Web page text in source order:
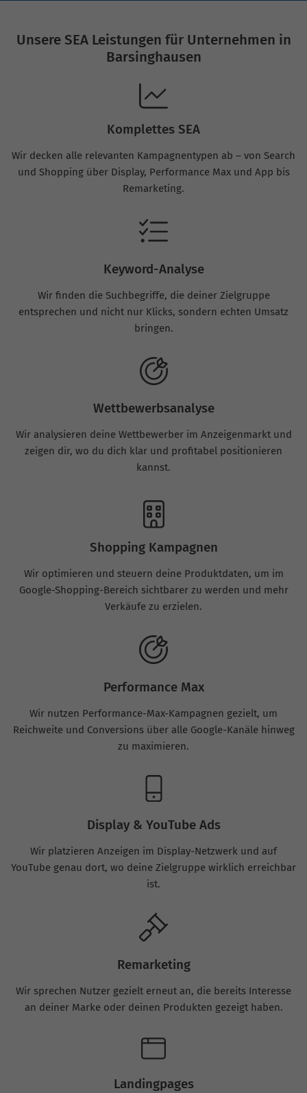
Unsere SEA Leistungen für Unternehmen in
Barsinghausen
Komplettes SEA
Wir decken alle relevanten Kampagnentypen ab – von Search
und Shopping über Display, Performance Max und App bis
Remarketing.
Keyword-Analyse
Wir finden die Suchbegriffe, die deiner Zielgruppe
entsprechen und nicht nur Klicks, sondern echten Umsatz
bringen.
Wettbewerbsanalyse
Wir analysieren deine Wettbewerber im Anzeigenmarkt und
zeigen dir, wo du dich klar und profitabel positionieren
kannst.
Shopping Kampagnen
Wir optimieren und steuern deine Produktdaten, um im
Google-Shopping-Bereich sichtbarer zu werden und mehr
Verkäufe zu erzielen.
Performance Max
Wir nutzen Performance-Max-Kampagnen gezielt, um
Reichweite und Conversions über alle Google-Kanäle hinweg
zu maximieren.
Display & YouTube Ads
Wir platzieren Anzeigen im Display-Netzwerk und auf
YouTube genau dort, wo deine Zielgruppe wirklich erreichbar
ist.
Remarketing
Wir sprechen Nutzer gezielt erneut an, die bereits Interesse
an deiner Marke oder deinen Produkten gezeigt haben.
Landingpages